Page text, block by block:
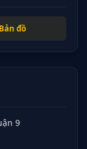
Bản đồ
9